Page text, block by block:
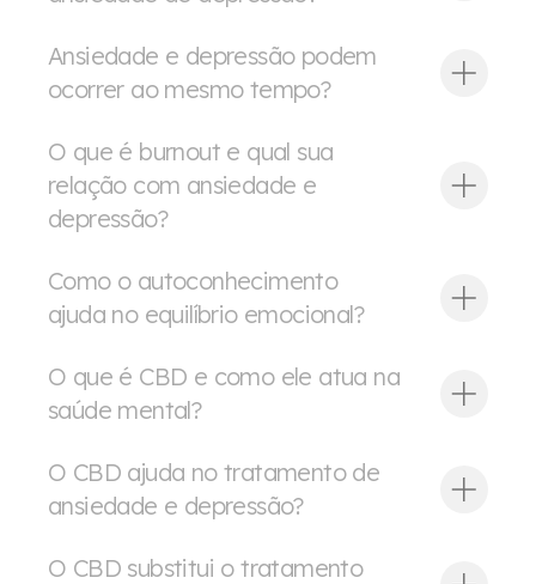
Ansiedade e depressão podem
ocorrer ao mesmo tempo?
O que é burnout e qual sua
relação com ansiedade e
depressão?
Como o autoconhecimento
ajuda no equilíbrio emocional?
O que é CBD e como ele atua na
saúde mental?
O CBD ajuda no tratamento de
ansiedade e depressão?
O CBD substitui o tratamento